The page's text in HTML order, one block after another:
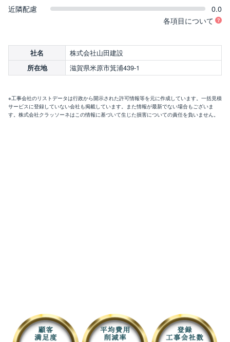
近隣配慮
0.0
各項目について
社名 株式会社山田建設
所在地 滋賀県米原市箕浦439-1
※工事会社のリストデータは行政から開示された許可情報等を元に作成しています。一括見積
サービスに登録していない会社も掲載しています。また情報が最新でない場合もございま
す。株式会社クラッソーネはこの情報に基づいて生じた損害についての責任を負いません。